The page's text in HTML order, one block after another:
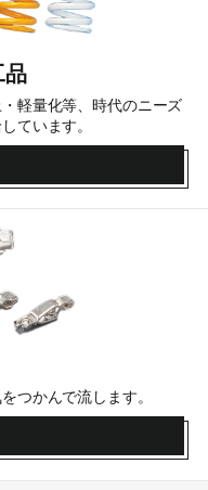
品
軽量化等、時代のニーズ
ています。
つかんで流します。